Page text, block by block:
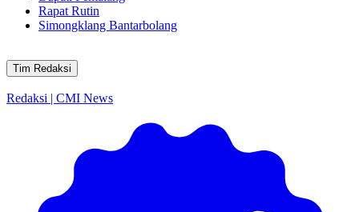
Rapat Rutin
Simongklang Bantarbolang
Tim Redaksi
Redaksi | CMI News